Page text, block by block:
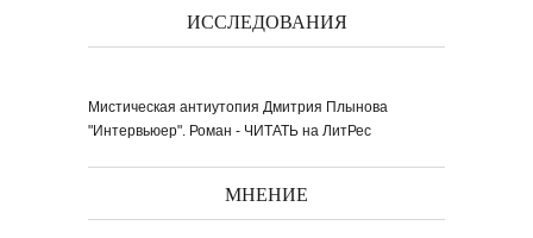
ИССЛЕДОВАНИЯ
Мистическая антиутопия Дмитрия Плынова
"Интервьюер". Роман - ЧИТАТЬ на ЛитРес
МНЕНИЕ